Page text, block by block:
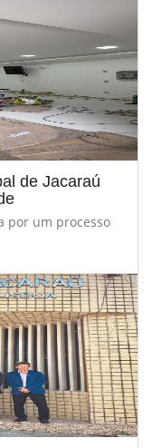
de Jacaraú
por um processo